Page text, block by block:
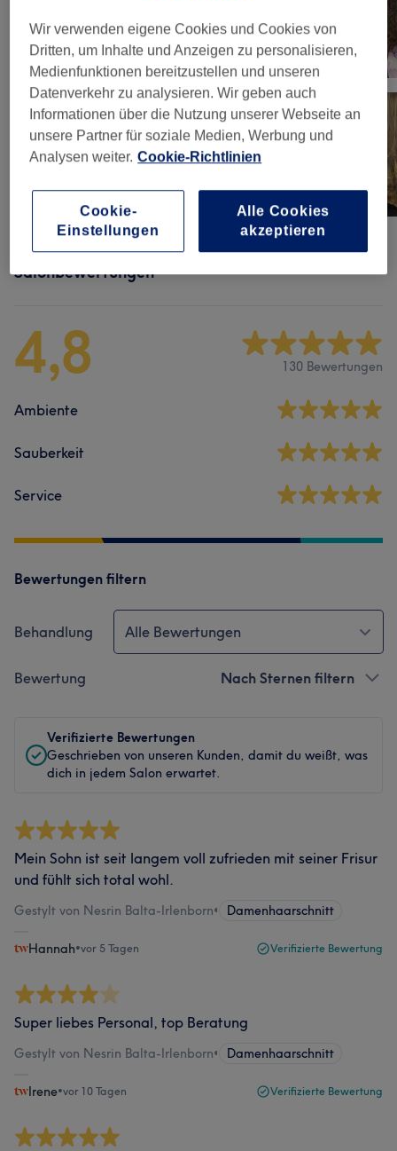
Salonbewertungen
4,8 130 Bewertungen
Ambiente
Sauberkeit
Service
Bewertungen filtern
Behandlung Alle Bewertungen
Bewertung Nach Sternen filtern
Verifizierte Bewertungen
Geschrieben von unseren Kunden, damit du weißt, was
dich in jedem Salon erwartet.
Mein Sohn ist seit langem voll zufrieden mit seiner Frisur
und fühlt sich total wohl.
Gestylt von Nesrin Balta-Irlenborn• Damenhaarschnitt
Hannah•vor 5 Tagen Verifizierte Bewertung
Super liebes Personal, top Beratung
Gestylt von Nesrin Balta-Irlenborn• Damenhaarschnitt
Irene•vor 10 Tagen Verifizierte Bewertung
Wir verwenden eigene Cookies und Cookies von
Dritten, um Inhalte und Anzeigen zu personalisieren,
Medienfunktionen bereitzustellen und unseren
Datenverkehr zu analysieren. Wir geben auch
Informationen über die Nutzung unserer Webseite an
unsere Partner für soziale Medien, Werbung und
Analysen weiter. Cookie-Richtlinien
Cookie-
Einstellungen
Alle Cookies
akzeptieren